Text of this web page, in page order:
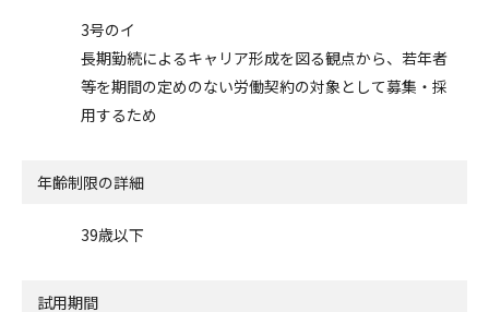
3号のイ
長期勤続によるキャリア形成を図る観点から、若年者
等を期間の定めのない労働契約の対象として募集・採
用するため
年齢制限の詳細
39歳以下
試用期間